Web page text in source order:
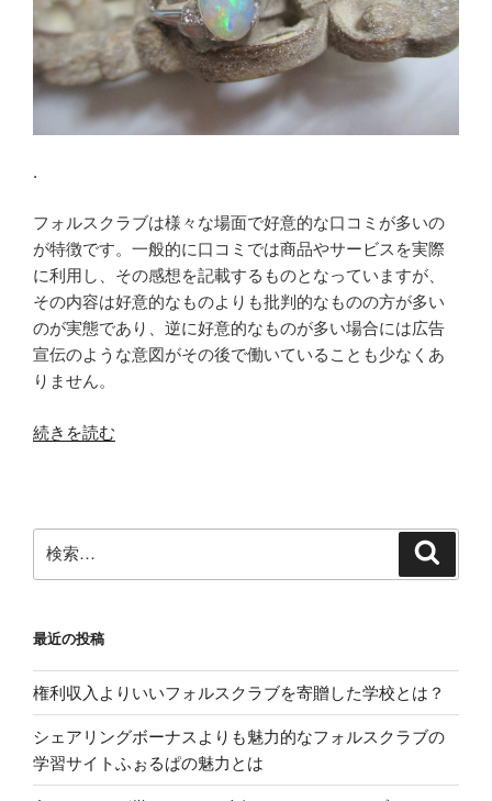
吉
田
智
雄
す”
.
フォルスクラブは様々な場面で好意的な口コミが多いの
が特徴です。一般的に口コミでは商品やサービスを実際
に利用し、その感想を記載するものとなっていますが、
その内容は好意的なものよりも批判的なものの方が多い
のが実態であり、逆に好意的なものが多い場合には広告
宣伝のような意図がその後で働いていることも少なくあ
りません。
“フ
ク
ラ
生
の
声
の
口
コ
続きを読む
索:
最近の投稿
権利収入よりいいフォルスクラブを寄贈した学校とは？
シェアリングボーナスよりも魅力的なフォルスクラブの
学習サイトふぉるぱの魅力とは